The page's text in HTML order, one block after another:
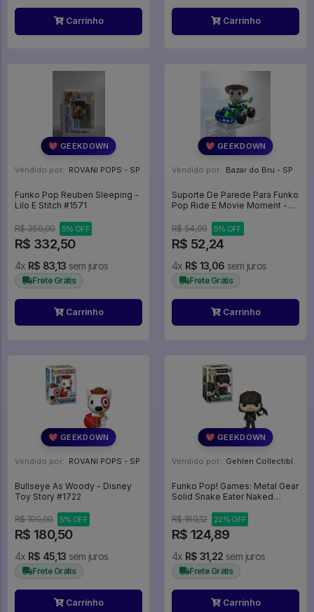
Carrinho Carrinho
💖 GEEKDOWN
Vendido por: ROVANI POPS - SP
Funko Pop Reuben Sleeping -
Lilo E Stitch #1571
R$ 350,00 5% OFF
R$ 332,50
4x R$ 83,13 sem juros
Frete Grátis
Carrinho
💖 GEEKDOWN
Vendido por: Bazar do Bru - SP
Suporte De Parede Para Funko
Pop Ride E Movie Moment -
R$ 54,99
5% OFF
R$ 52,24
4x R$ 13,06 sem juros
Frete Grátis
Carrinho
💖 GEEKDOWN
Vendido por: ROVANI POPS - SP
Bullseye As Woody - Disney
Toy Story #1722
R$ 190,00 5% OFF
R$ 180,50
4x R$ 45,13 sem juros
Frete Grátis
Carrinho
💖 GEEKDOWN
Vendido por: Gehlen Collectibles - RS
Funko Pop! Games: Metal Gear
Solid Snake Eater Naked
Solid Snake Eater #1053
R$ 160,12 22% OFF
R$ 124,89
4x R$ 31,22 sem juros
Frete Grátis
Carrinho